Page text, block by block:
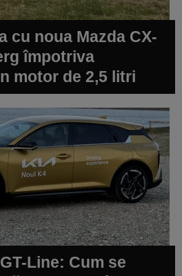
cu noua Mazda CX-
împotriva
motor de 2,5 litri
Line: Cum se